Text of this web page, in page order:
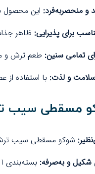
منحصربه‌فرد: این محصول
برای پذیرایی: ظاهر
تمامی سنین: طعم ترش و
سلامت و لذت: با استفاده
مسقطی سیب
شوکو مسقطی سیب ترش
شکیل و به‌صرفه: بسته‌بندی 1 کیلوگرمی این محصول، علاوه بر زیبایی، برای نگهداری و جابه‌جایی بسیار مناسب است.